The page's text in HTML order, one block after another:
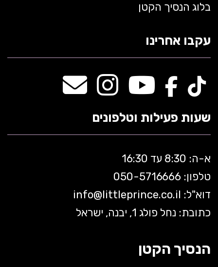
בלוג הנסיך הקטן
עקבו אחרינו
שעות פעילות וטלפונים
א-ה: 8:30 עד 16:30
טלפון: 050-5 716666
דוא"ל:
info@littleprince.co.il
כתובת: נחל פולג 1, יבנה, ישראל
הנסיך הקטן